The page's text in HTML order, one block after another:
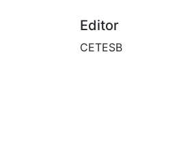
Editor
CETESB